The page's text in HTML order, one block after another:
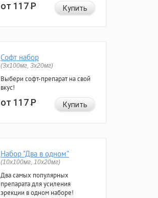
от 117Р Купить
Софт набор
(3x100мг, 3x20мг)
Выбери софт-препарат на свой
вкус!
от 117Р Купить
Набор "Два в одном"
(10x100мг, 10x20мг)
Два самых популярных
препарата для усиления
эрекции в одном наборе!